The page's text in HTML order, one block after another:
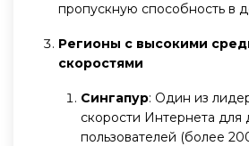
пропускную способность в
Регионы с высокими
скоростями
Сингапур: Один из
скорости Интернета
пользователей (более